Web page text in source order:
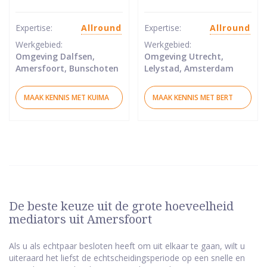
Expertise:
Allround
Werkgebied:
Omgeving Dalfsen,
Amersfoort, Bunschoten
MAAK KENNIS MET KUIMA
Expertise:
Allround
Werkgebied:
Omgeving Utrecht,
Lelystad, Amsterdam
MAAK KENNIS MET BERT
De beste keuze uit de grote hoeveelheid
mediators uit Amersfoort
Als u als echtpaar besloten heeft om uit elkaar te gaan, wilt u
uiteraard het liefst de echtscheidingsperiode op een snelle en